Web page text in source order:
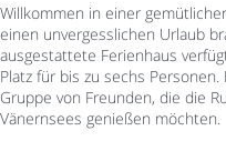
Willkommen in einer
einen unvergesslichen Urlaub
ausgestattete Ferienhaus
Platz für bis zu sechs
Gruppe von Freunden, die die
Vänernsees genießen möchten.